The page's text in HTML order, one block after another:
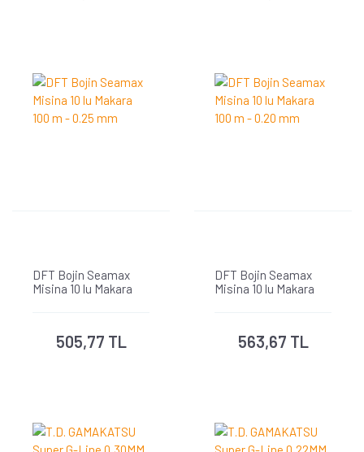
DFT Bojin Seamax
Misina 10 lu Makara
505,77 TL
DFT Bojin Seamax
Misina 10 lu Makara
563,67 TL